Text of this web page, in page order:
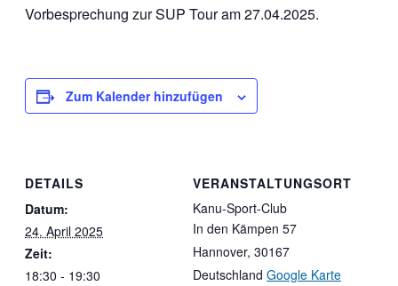
Vorbesprechung zur SUP Tour am 27.04.2025.
Zum Kalender hinzufügen
DETAILS
Datum:
24. April 2025
Zeit:
18:30 - 19:30
VERANSTALTUNGSORT
Kanu-Sport-Club
In den Kämpen 57
Hannover, 30167
Deutschland Google Karte